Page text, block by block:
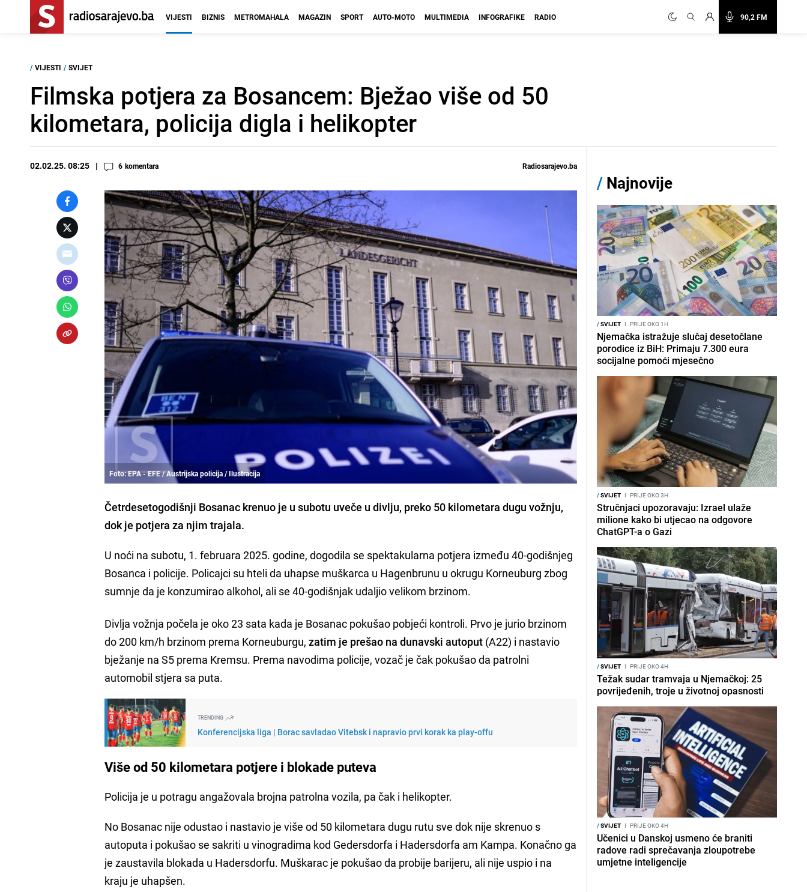
90,2 FM
VIJESTI BIZNIS METROMAHALA MAGAZIN SPORT AUTO-MOTO MULTIMEDIA INFOGRAFIKE RADIO
/ VIJESTI / SVIJET
Filmska potjera za Bosancem: Bježao više od 50
kilometara, policija digla i helikopter
02.02.25. 08:25 6 komentara Radiosarajevo.ba
Foto: EPA - EFE / Austrijska policija / Ilustracija
Četrdesetogodišnji Bosanac krenuo je u subotu uveče u divlju, preko 50 kilometara dugu vožnju,
dok je potjera za njim trajala.
U noći na subotu, 1. februara 2025. godine, dogodila se spektakularna potjera između 40-godišnjeg
Bosanca i policije. Policajci su hteli da uhapse muškarca u Hagenbrunu u okrugu Korneuburg zbog
sumnje da je konzumirao alkohol, ali se 40-godišnjak udaljio velikom brzinom.
Divlja vožnja počela je oko 23 sata kada je Bosanac pokušao pobjeći kontroli. Prvo je jurio brzinom
do 200 km/h brzinom prema Korneuburgu,zatim je prešao na dunavski autoput (A22) i nastavio
bježanje na S5 prema Kremsu. Prema navodima policije, vozač je čak pokušao da patrolni
automobil stjera sa puta.
TRENDING
Konferencijska liga | Borac savladao Vitebsk i napravio prvi korak ka play-offu
Više od 50 kilometara potjere i blokade puteva
Policija je u potragu angažovala brojna patrolna vozila, pa čak i helikopter.
No Bosanac nije odustao i nastavio je više od 50 kilometara dugu rutu sve dok nije skrenuo s
autoputa i pokušao se sakriti u vinogradima kod Gedersdorfa i Hadersdorfa am Kampa. Konačno ga
je zaustavila blokada u Hadersdorfu. Muškarac je pokušao da probije barijeru, ali nije uspio i na
kraju je uhapšen.
/ Najnovije
/SVIJET I PRIJE OKO 1H
Njemačka istražuje slučaj desetočlane
porodice iz BiH: Primaju 7.300 eura
socijalne pomoći mjesečno
/SVIJET I PRIJE OKO 3H
Stručnjaci upozoravaju: Izrael ulaže
milione kako bi utjecao na odgovore
ChatGPT-a o Gazi
/SVIJET I PRIJE OKO 4H
Težak sudar tramvaja u Njemačkoj: 25
povrijeđenih, troje u životnoj opasnosti
/SVIJET I PRIJE OKO 4H
Učenici u Danskoj usmeno će braniti
radove radi sprečavanja zloupotrebe
umjetne inteligencije